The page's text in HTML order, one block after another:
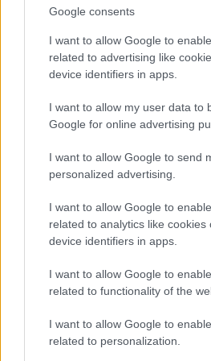
Google consents
I want to allow Google to
related to advertising like
device identifiers in apps.
I want to allow my user data to
Google for online advertising
I want to allow Google to send
personalized advertising.
I want to allow Google to
related to analytics like cookies
device identifiers in apps.
I want to allow Google to
related to functionality of the
I want to allow Google to
related to personalization.
μονομελούς πειθαρχικού
την παραπομπή του στο
συμβούλιο, το οποίο τον
υποχρεωτικώς μετά την
πειθαρχικής ανάκρισης. Η
απολογία γίνεται
κλήσης και στο
οποίο κοινοποιείται
ορισμένο τρόπο τα
που συνιστούν το
παρατίθενται οι διατάξεις
τυποποιούν, καθώς και οι
προβλέπονται γι’ αυτό.
γίνεται αναφορά και στο
αποδεικτικό υλικό, στο